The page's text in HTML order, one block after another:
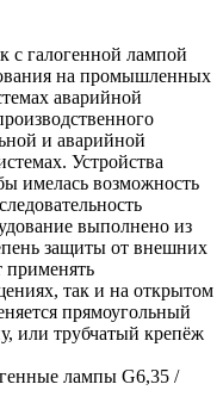
с галогенной лампой
на промышленных
аварийной
и аварийной
Устройства
имелась возможность
выполнено из
защиты от внешних
применять
так и на открытом
прямоугольный
или трубчатый крепёж
лампы G6,35 /